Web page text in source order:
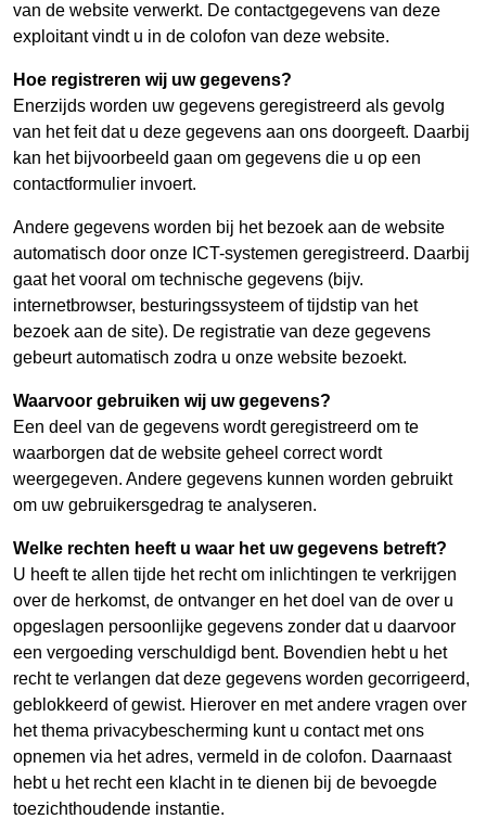
van de website verwerkt. De contactgegevens van deze
exploitant vindt u in de colofon van deze website.
Hoe registreren wij uw gegevens?
Enerzijds worden uw gegevens geregistreerd als gevolg
van het feit dat u deze gegevens aan ons doorgeeft. Daarbij
kan het bijvoorbeeld gaan om gegevens die u op een
contactformulier invoert.
Andere gegevens worden bij het bezoek aan de website
automatisch door onze ICT-systemen geregistreerd. Daarbij
gaat het vooral om technische gegevens (bijv.
internetbrowser, besturingssysteem of tijdstip van het
bezoek aan de site). De registratie van deze gegevens
gebeurt automatisch zodra u onze website bezoekt.
Waarvoor gebruiken wij uw gegevens?
Een deel van de gegevens wordt geregistreerd om te
waarborgen dat de website geheel correct wordt
weergegeven. Andere gegevens kunnen worden gebruikt
om uw gebruikersgedrag te analyseren.
Welke rechten heeft u waar het uw gegevens betreft?
U heeft te allen tijde het recht om inlichtingen te verkrijgen
over de herkomst, de ontvanger en het doel van de over u
opgeslagen persoonlijke gegevens zonder dat u daarvoor
een vergoeding verschuldigd bent. Bovendien hebt u het
recht te verlangen dat deze gegevens worden gecorrigeerd,
geblokkeerd of gewist. Hierover en met andere vragen over
het thema privacybescherming kunt u contact met ons
opnemen via het adres, vermeld in de colofon. Daarnaast
hebt u het recht een klacht in te dienen bij de bevoegde
toezichthoudende instantie.